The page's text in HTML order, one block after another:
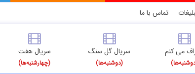
تماس با ما
می کنم سریال گل سنگ
(دوشنبه‌ها)
سریال هفت
(چهارشنبه‌ها)